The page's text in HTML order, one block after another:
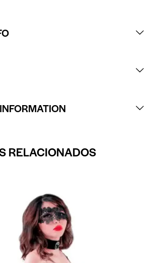
RELACIONADOS